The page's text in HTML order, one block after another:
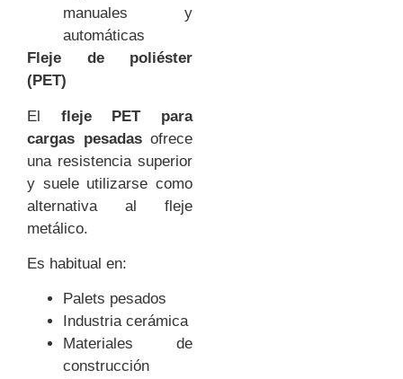
manuales y
automáticas
Fleje de poliéster
(PET)
El fleje PET para
cargas pesadasofrece
una resistencia superior
y suele utilizarse como
alternativa al fleje
metálico.
Es habitual en:
Palets pesados
Industria cerámica
Materiales de
construcción